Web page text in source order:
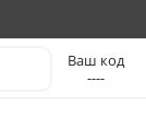
----